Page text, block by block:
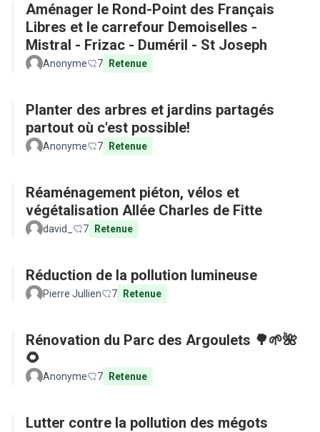
Aménager le Rond-Point des Français
Libres et le carrefour Demoiselles -
Mistral - Frizac - Duméril - St Joseph
Anonyme 7 Retenue
Planter des arbres et jardins partagés
partout où c'est possible!
Anonyme 7 Retenue
Réaménagement piéton, vélos et
végétalisation Allée Charles de Fitte
david_ 7 Retenue
Réduction de la pollution lumineuse
Pierre Jullien 7 Retenue
Rénovation du Parc des Argoulets 🌳🌱🌺
🌻
Anonyme 7 Retenue
Lutter contre la pollution des mégots